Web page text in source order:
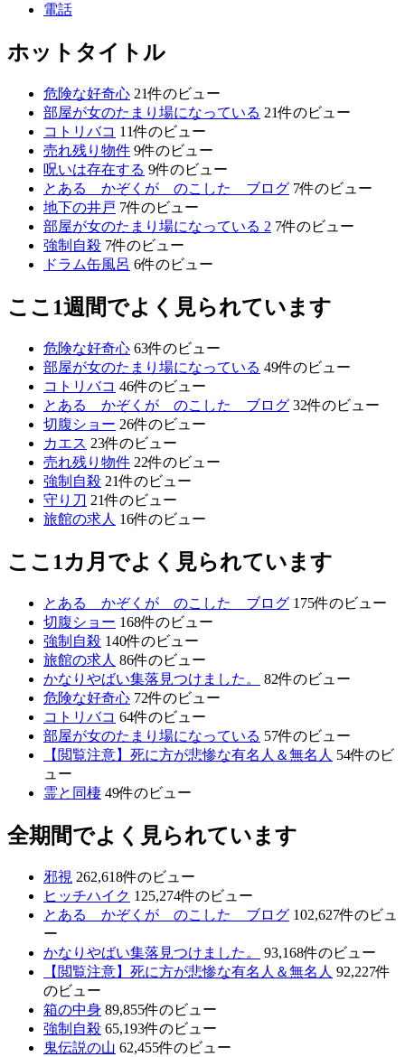
電話
ホットタイトル
危険な好奇心 21件のビュー
部屋が女のたまり場になっている 21件のビュー
コトリバコ 11件のビュー
売れ残り物件 9件のビュー
呪いは存在する 9件のビュー
とある かぞくが のこした ブログ 7件のビュー
地下の井戸 7件のビュー
部屋が女のたまり場になっている 2 7件のビュー
強制自殺 7件のビュー
ドラム缶風呂 6件のビュー
ここ1週間でよく見られています
危険な好奇心 63件のビュー
部屋が女のたまり場になっている 49件のビュー
コトリバコ 46件のビュー
とある かぞくが のこした ブログ 32件のビュー
切腹ショー 26件のビュー
カエス 23件のビュー
売れ残り物件 22件のビュー
強制自殺 21件のビュー
守り刀 21件のビュー
旅館の求人 16件のビュー
ここ1カ月でよく見られています
とある かぞくが のこした ブログ 175件のビュー
切腹ショー 168件のビュー
強制自殺 140件のビュー
旅館の求人 86件のビュー
かなりやばい集落見つけました。
82件のビュー
危険な好奇心 72件のビュー
コトリバコ 64件のビュー
部屋が女のたまり場になっている 57件のビュー
【閲覧注意】死に方が悲惨な有名人＆無名人 54件のビ
ュー
霊と同棲 49件のビュー
全期間でよく見られています
邪視 262,618件のビュー
ヒッチハイク 125,274件のビュー
とある かぞくが のこした ブログ 102,627件のビュ
ー
かなりやばい集落見つけました。
93,168件のビュー
【閲覧注意】死に方が悲惨な有名人＆無名人 92,227件
のビュー
箱の中身 89,855件のビュー
強制自殺 65,193件のビュー
鬼伝説の山 62,455件のビュー